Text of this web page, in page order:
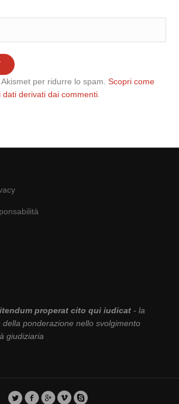
per ridurre lo spam.Scopri come
derivati dai commenti
properat cito qui iudicat- la
della ponderazione nello svolgimento
giudiziaria